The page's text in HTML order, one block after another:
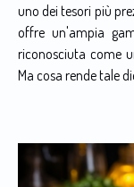
uno dei tesori più
offre un'ampia
riconosciuta come
Ma cosa rende tale